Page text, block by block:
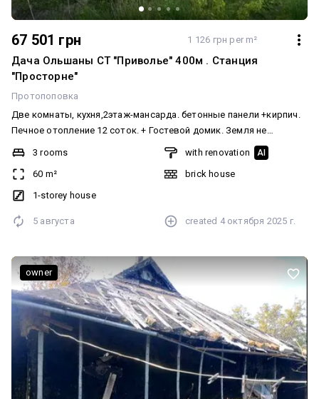
67 501 грн 1 126 грн per m²
Дача Ольшаны СТ "Приволье" 400м . Станция
"Просторне"
Протопоповка
Две комнаты, кухня,2этаж-мансарда. бетонные панели +кирпич.
Печное отопление 12 соток. + Гостевой домик. Земля не
приватизирована . Вода по графику или внизу колонка.
Электричка на Мерчик предыдущая станция перед мерчиком.-
станция "Просторне" Подробности по телефону.
3 rooms
60 m²
1-storey house
with renovation AI
brick house
5 августа created 4 октября 2025 г.
owner